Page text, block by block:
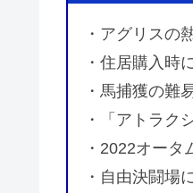
・アグリスの
・住居購入時
・馬捕獲の難
・「アトラク
・2022オータ
・自由決闘場